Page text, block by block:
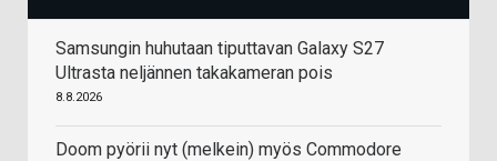
Samsungin huhutaan tiputtavan Galaxy S27
Ultrasta neljännen takakameran pois
8.8.2026
Doom pyörii nyt (melkein) myös Commodore